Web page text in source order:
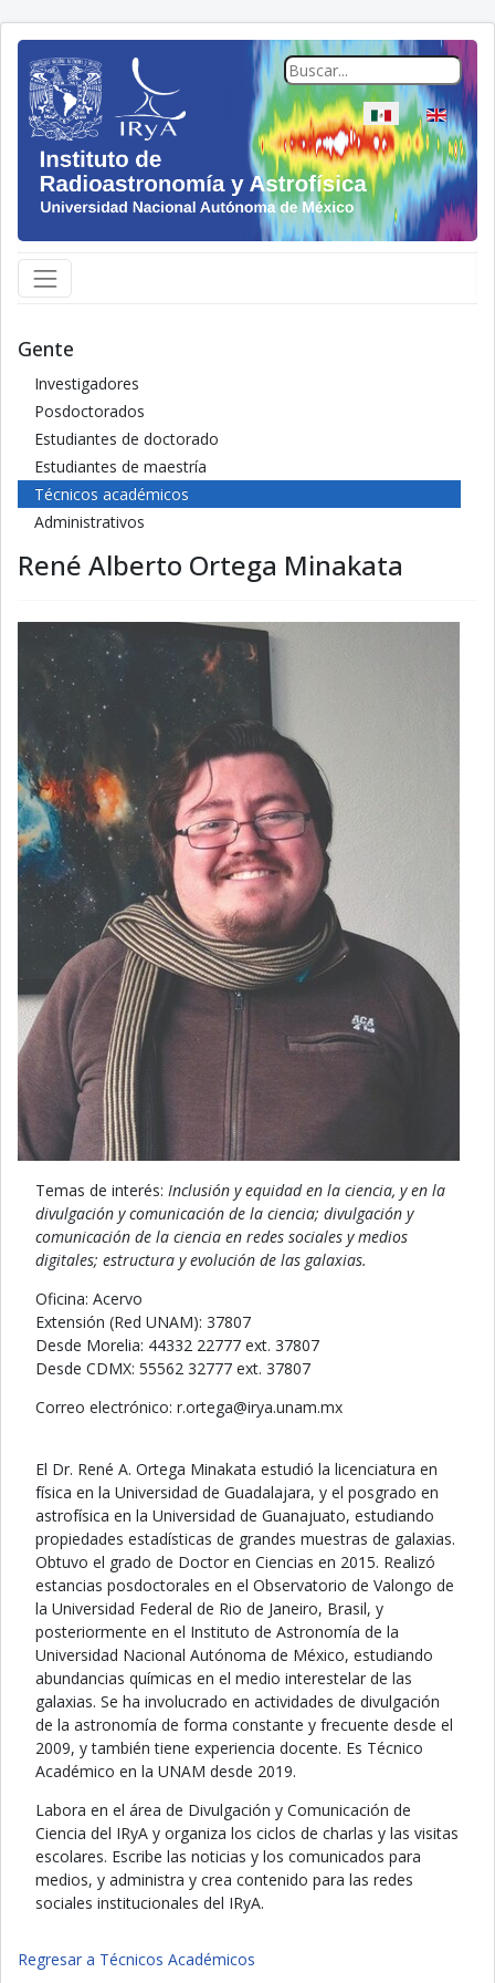
Seleccione su
Gente
Investigadores
Posdoctorados
Estudiantes de doctorado
Estudiantes de maestría
Técnicos académicos
Administrativos
René Alberto Ortega Minakata
Temas de interés: Inclusión y equidad en la ciencia, y en la
divulgación y comunicación de la ciencia; divulgación y
comunicación de la ciencia en redes sociales y medios
digitales; estructura y evolución de las galaxias.
Oficina: Acervo
Extensión (Red UNAM): 37807
Desde Morelia: 44332 22777 ext. 37807
Desde CDMX: 55562 32777 ext. 37807
Correo electrónico:
xm.manu.ayri
@
agetro.r
El Dr. René A. Ortega Minakata estudió la licenciatura en
física en la Universidad de Guadalajara, y el posgrado en
astrofísica en la Universidad de Guanajuato, estudiando
propiedades estadísticas de grandes muestras de galaxias.
Obtuvo el grado de Doctor en Ciencias en 2015. Realizó
estancias posdoctorales en el Observatorio de Valongo de
la Universidad Federal de Rio de Janeiro, Brasil, y
posteriormente en el Instituto de Astronomía de la
Universidad Nacional Autónoma de México, estudiando
abundancias químicas en el medio interestelar de las
galaxias. Se ha involucrado en actividades de divulgación
de la astronomía de forma constante y frecuente desde el
2009, y también tiene experiencia docente. Es Técnico
Académico en la UNAM desde 2019.
Labora en el área de Divulgación y Comunicación de
Ciencia del IRyA y organiza los ciclos de charlas y las visitas
escolares. Escribe las noticias y los comunicados para
medios, y administra y crea contenido para las redes
sociales institucionales del IRyA.
Regresar a Técnicos Académicos